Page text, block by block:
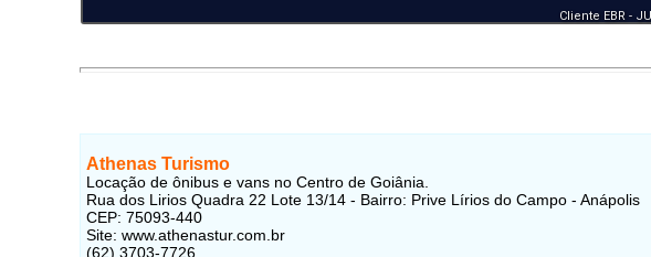
Cliente EBR -
Athenas Turismo
Locação de ônibus e vans no Centro de Goiânia.
Rua dos Lirios Quadra 22 Lote 13/14 - Bairro: Prive Lírios do Campo - Anápolis
CEP: 75093-440
Site: www.athenastur.com.br
(62) 3703-7726